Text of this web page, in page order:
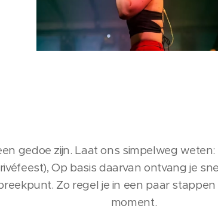
gedoe zijn. Laat ons simpelweg weten:
Op basis daarvan ontvang je
Zo regel je in een paar
moment.